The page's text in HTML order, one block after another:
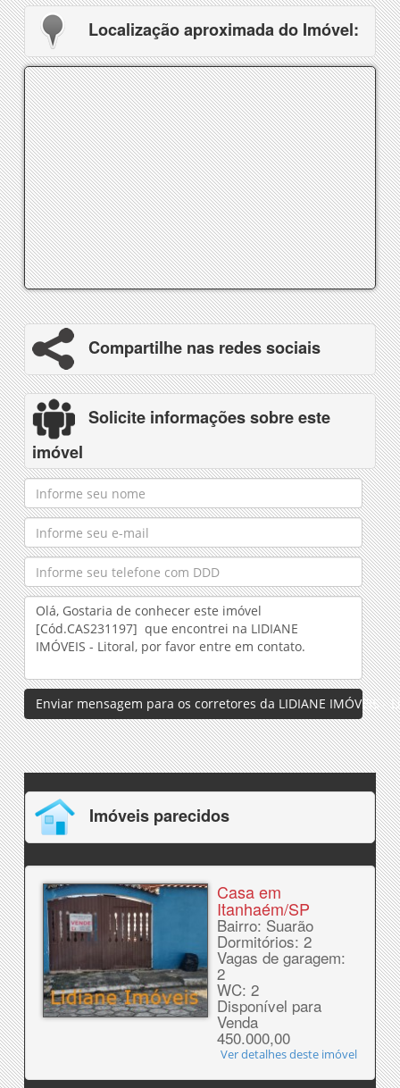
Localização aproximada do Imóvel:
Compartilhe nas redes sociais
Solicite informações sobre este
imóvel
Enviar mensagem para os corretores da LIDIANE IMÓVEIS -
Imóveis parecidos
Casa em
Itanhaém/SP
Bairro: Suarão
Dormitórios: 2
Vagas de garagem:
2
WC: 2
Disponível para
Venda
450.000,00
Ver detalhes deste imóvel